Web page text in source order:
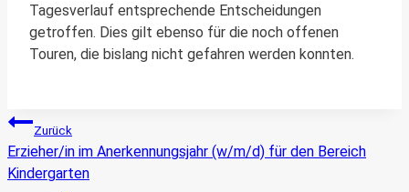
Tagesverlauf entsprechende Entscheidungen
getroffen. Dies gilt ebenso für die noch offenen
Touren, die bislang nicht gefahren werden konnten.
Beitragsnavigation
Zurück
Erzieher/in im Anerkennungsjahr (w/m/d) für den Bereich
Kindergarten